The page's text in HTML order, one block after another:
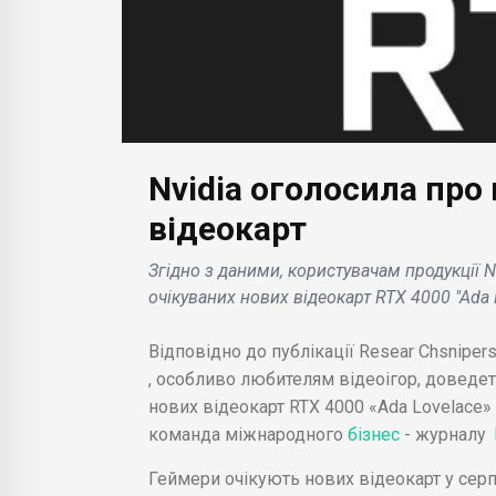
Nvidia оголосила
відеокарт
Згідно з даними, користувачам продукції
очікуваних нових відеокарт RTX 4000
Відповідно до публікації Resear
, особливо любителям відеоігор,
нових відеокарт RTX 4000 «Ada
команда міжнародного бізнес - журналу
Геймери очікують нових відеокарт у
БІЗНЕС НОВИНИ
Red Bull визнають
Гран-прі Бразилії .